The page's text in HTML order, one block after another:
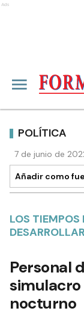
Ads
POLÍTICA
7 de junio de
Añadir como
LOS TIEMPOS
Personal
nocturno